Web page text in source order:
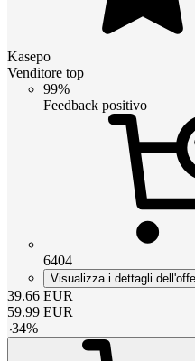
Kasepo
Venditore top
99%
Feedback positivo
6404
Visualizza i dettagli
39.66 EUR
59.99 EUR
-34%